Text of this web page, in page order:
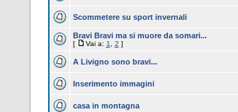
Scommetere su sport invernali
Bravi Bravi ma si muore da somari...
[ Vai a: 1 2 ]
A Livigno sono bravi...
Inserimento immagini
casa in montagna